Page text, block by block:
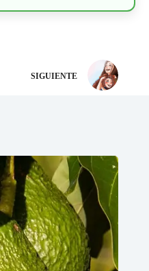
SIGUIENTE